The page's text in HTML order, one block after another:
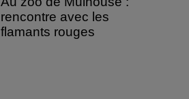
rencontre avec les
flamants rouges